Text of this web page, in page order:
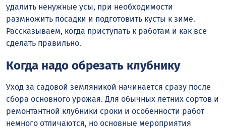
удалить ненужные усы, при необходимости
размножить посадки и подготовить кусты к зиме.
Рассказываем, когда приступать к работам и как все
сделать правильно.
Когда надо обрезать клубнику
Уход за садовой земляникой начинается сразу после
сбора основного урожая. Для обычных летних сортов и
ремонтантной клубники сроки и особенности работ
немного отличаются, но основные мероприятия